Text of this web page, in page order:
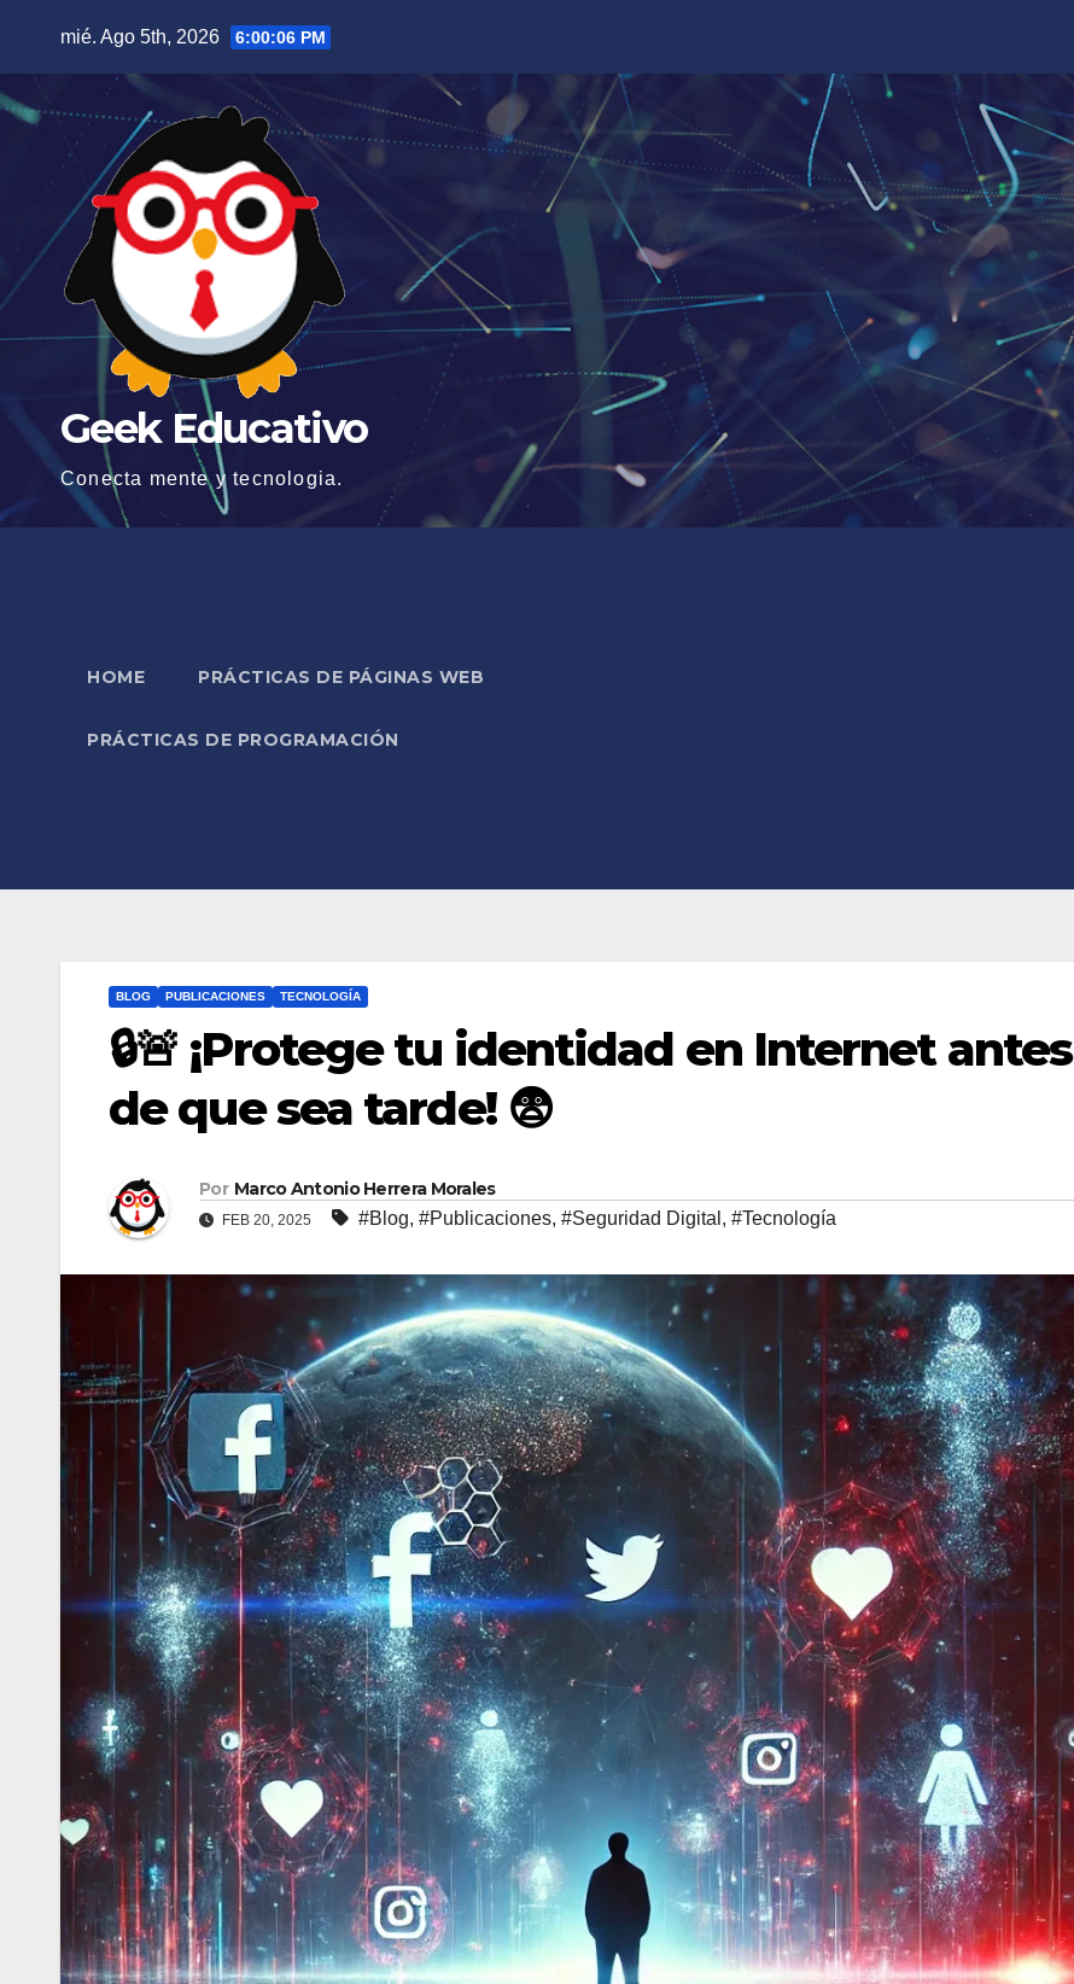
contenido
mié. Ago 5th, 2026 6:00:07 PM
Geek Educativo
Conecta mente y tecnologia.
HOME PRÁCTICAS DE PÁGINAS WEB
PRÁCTICAS DE PROGRAMACIÓN
BLOG PUBLICACIONES TECNOLOGÍA
🔒🚨 ¡Protege tu identidad en Internet antes
de que sea tarde! 😨
Por Marco Antonio Herrera Morales
FEB 20, 2025 #Blog, #Publicaciones, #Seguridad Digital , #Tecnología